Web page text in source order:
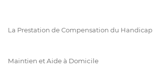
La Prestation de Compensation du Handicap
Maintien et Aide à Domicile